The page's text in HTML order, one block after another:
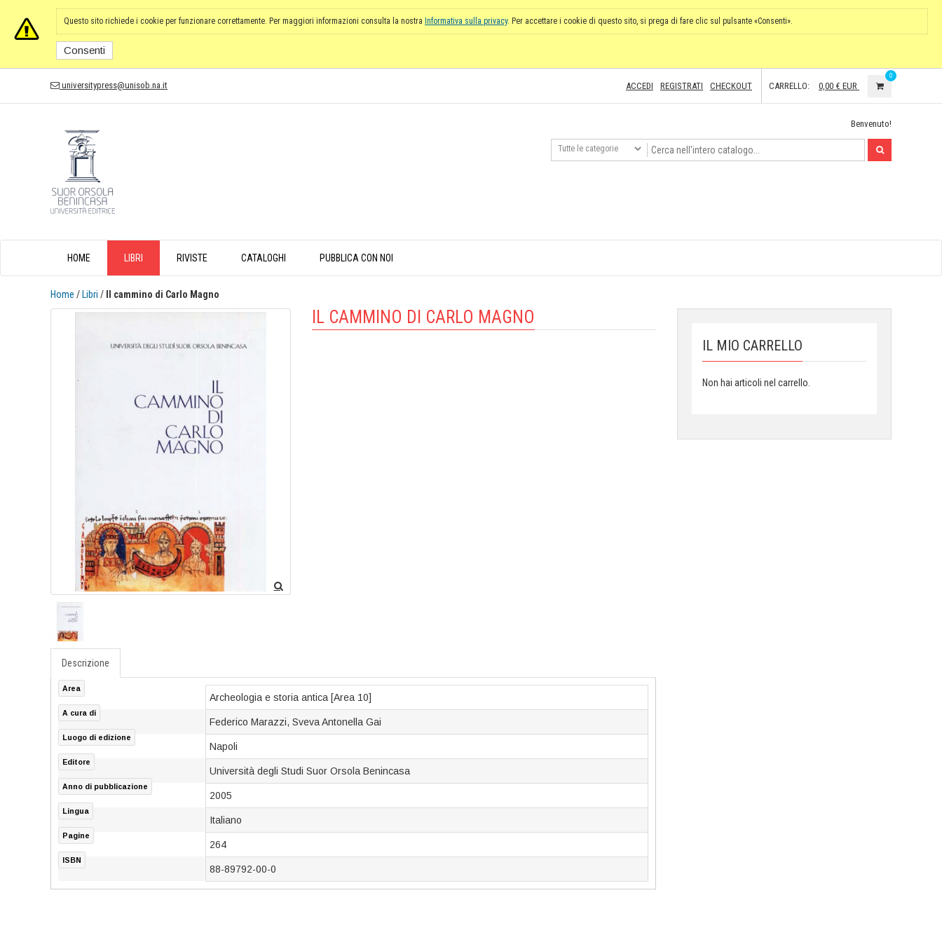
Questo sito richiede i cookie per funzionare correttamente. Per maggiori informazioni consulta la nostra Informativa sulla privacy. Per accettare i cookie di questo sito, si prega di fare clic sul pulsante «Consenti».
Consenti
universitypress@unisob.na.it ACCEDI REGISTRATI CHECKOUT CARRELLO: 0,00 € EUR
0
Benvenuto!
HOME LIBRI RIVISTE CATALOGHI PUBBLICA CON NOI
Home / Libri / Il cammino di Carlo Magno
IL MIO CARRELLO
Non hai articoli nel carrello.
IL CAMMINO DI CARLO MAGNO
Descrizione
Area
Archeologia e storia antica [Area 10]
A cura di
Federico Marazzi, Sveva Antonella Gai
Luogo di edizione
Napoli
Editore
Università degli Studi Suor Orsola Benincasa
Anno di pubblicazione
2005
Lingua
Italiano
Pagine
264
ISBN
88-89792-00-0